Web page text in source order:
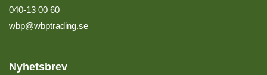
040-13 00 60
wbp@wbptrading.se
Nyhetsbrev